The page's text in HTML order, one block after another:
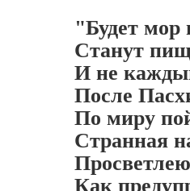
"Будет мор
Станут
И не
После
По миру
Странная
Как